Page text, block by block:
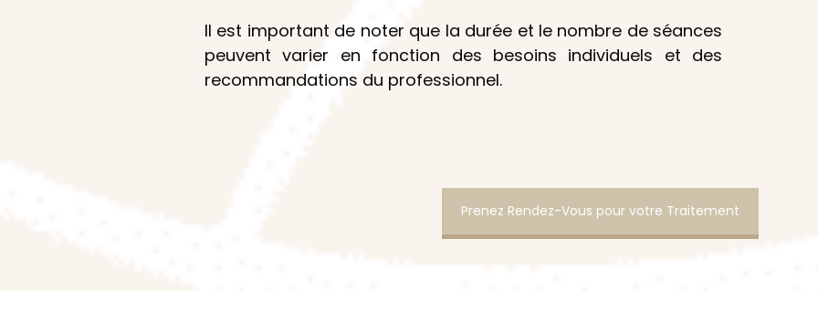
Il est important de noter que la durée et le nombre de séances
peuvent varier en fonction des besoins individuels et des
recommandations du professionnel.
Prenez Rendez-Vous pour votre Traitement